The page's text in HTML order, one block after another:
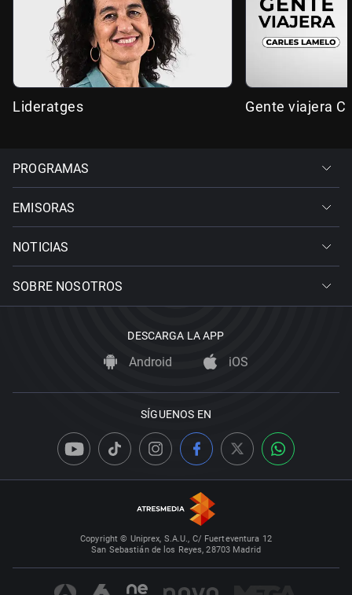
Lideratges Gente viajera
PROGRAMAS
EMISORAS
NOTICIAS
SOBRE NOSOTROS
DESCARGA LA APP
Android iOS
SÍGUENOS EN
Copyright © Uniprex, S.A.U., C/ Fuerteventura 12
San Sebastián de los Reyes, 28703 Madrid